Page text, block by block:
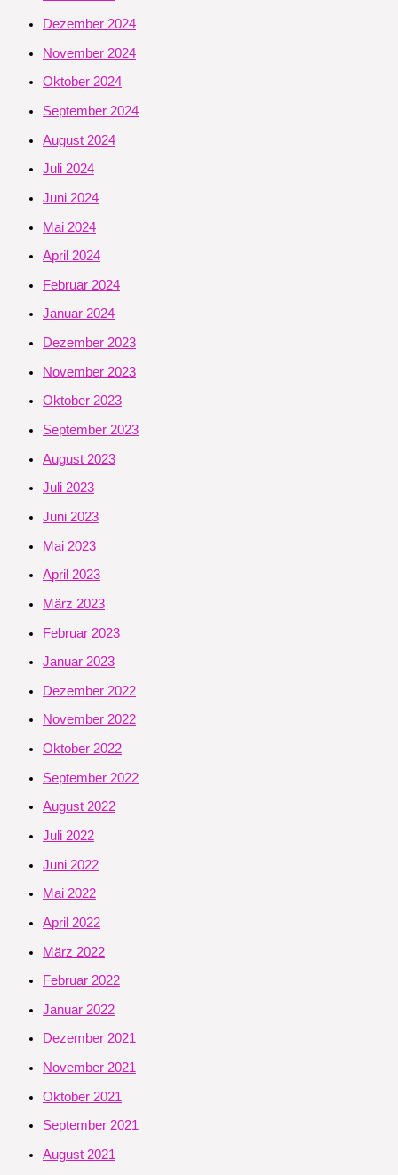
Dezember 2024
November 2024
Oktober 2024
September 2024
August 2024
Juli 2024
Juni 2024
Mai 2024
April 2024
Februar 2024
Januar 2024
Dezember 2023
November 2023
Oktober 2023
September 2023
August 2023
Juli 2023
Juni 2023
Mai 2023
April 2023
März 2023
Februar 2023
Januar 2023
Dezember 2022
November 2022
Oktober 2022
September 2022
August 2022
Juli 2022
Juni 2022
Mai 2022
April 2022
März 2022
Februar 2022
Januar 2022
Dezember 2021
November 2021
Oktober 2021
September 2021
August 2021